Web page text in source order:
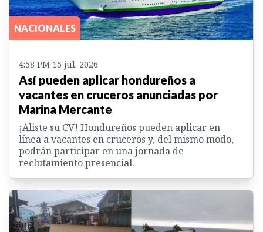
NACIONALES
4:58 PM 15 jul. 2026
Así pueden aplicar hondureños a
vacantes en cruceros anunciadas por
Marina Mercante
¡Aliste su CV! Hondureños pueden aplicar en
línea a vacantes en cruceros y, del mismo modo,
podrán participar en una jornada de
reclutamiento presencial.